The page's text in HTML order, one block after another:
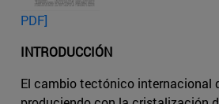
PDF]
INTRODUCCIÓN
El cambio tectónico internacional